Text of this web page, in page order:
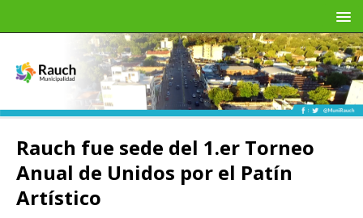
Rauch fue sede del 1.er Torneo
Anual de Unidos por el Patín
Artístico